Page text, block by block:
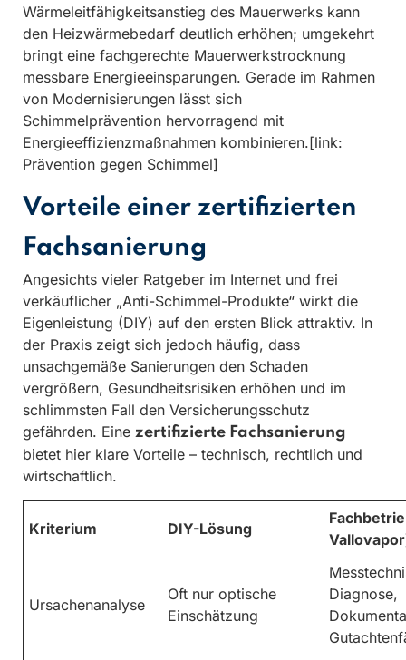
Wärmeleitfähigkeitsanstieg des Mauerwerks kann
den Heizwärmebedarf deutlich erhöhen; umgekehrt
bringt eine fachgerechte Mauerwerkstrocknung
messbare Energieeinsparungen. Gerade im Rahmen
von Modernisierungen lässt sich
Schimmelprävention hervorragend mit
Energieeffizienzmaßnahmen kombinieren.[link:
Prävention gegen Schimmel]
Vorteile einer zertifizierten
Fachsanierung
Angesichts vieler Ratgeber im Internet und frei
verkäuflicher „Anti-Schimmel-Produkte“ wirkt die
Eigenleistung (DIY) auf den ersten Blick attraktiv. In
der Praxis zeigt sich jedoch häufig, dass
unsachgemäße Sanierungen den Schaden
vergrößern, Gesundheitsrisiken erhöhen und im
schlimmsten Fall den Versicherungsschutz
gefährden. Eine zertifizierte Fachsanierung
bietet hier klare Vorteile – technisch, rechtlich und
wirtschaftlich.
Kriterium DIY-Lösung
Ursachenanalyse
Oft nur optische
Einschätzung
Diagnose,